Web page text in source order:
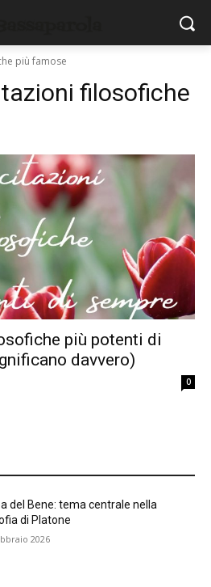
più famose
filosofiche
più potenti di
davvero)
0
del Bene: tema centrale nella
di Platone
2026